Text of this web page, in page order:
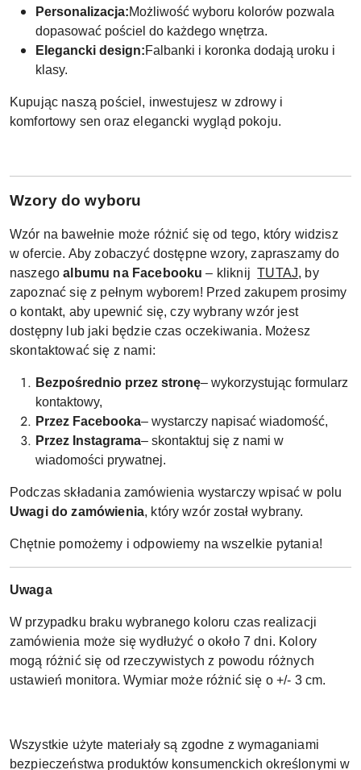
Personalizacja:Możliwość wyboru kolorów pozwala
dopasować pościel do każdego wnętrza.
Elegancki design:Falbanki i koronka dodają uroku i
klasy.
Kupując naszą pościel, inwestujesz w zdrowy i
komfortowy sen oraz elegancki wygląd pokoju.
Wzory do wyboru
Wzór na bawełnie może różnić się od tego, który widzisz
w ofercie. Aby zobaczyć dostępne wzory, zapraszamy do
naszegoalbumu na Facebooku – kliknij TUTAJ, by
zapoznać się z pełnym wyborem! Przed zakupem prosimy
o kontakt, aby upewnić się, czy wybrany wzór jest
dostępny lub jaki będzie czas oczekiwania. Możesz
skontaktować się z nami:
Bezpośrednio przez stronę– wykorzystując formularz
kontaktowy,
Przez Facebooka– wystarczy napisać wiadomość,
Przez Instagrama– skontaktuj się z nami w
wiadomości prywatnej.
Podczas składania zamówienia wystarczy wpisać w polu
Uwagi do zamówienia, który wzór został wybrany.
Chętnie pomożemy i odpowiemy na wszelkie pytania!
Uwaga
W przypadku braku wybranego koloru czas realizacji
zamówienia może się wydłużyć o około 7 dni. Kolory
mogą różnić się od rzeczywistych z powodu różnych
ustawień monitora. Wymiar może różnić się o +/- 3 cm.
Wszystkie użyte materiały są zgodne z wymaganiami
bezpieczeństwa produktów konsumenckich określonymi w